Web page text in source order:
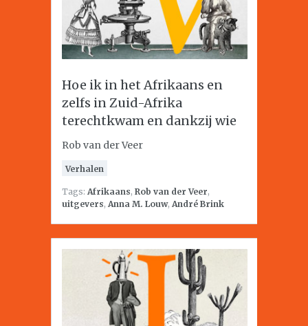
Hoe ik in het Afrikaans en
zelfs in Zuid-Afrika
terechtkwam en dankzij wie
Rob van der Veer
Verhalen
Tags: Afrikaans, Rob van der Veer,
uitgevers, Anna M. Louw, André Brink